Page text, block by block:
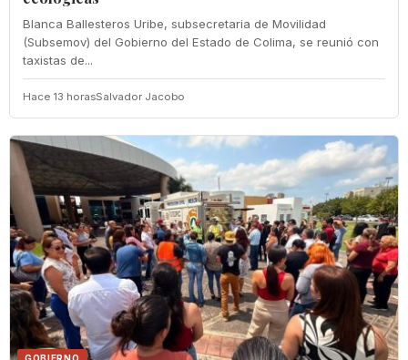
Blanca Ballesteros Uribe, subsecretaria de Movilidad
(Subsemov) del Gobierno del Estado de Colima, se reunió con
taxistas de...
Hace 13 horasSalvador Jacobo